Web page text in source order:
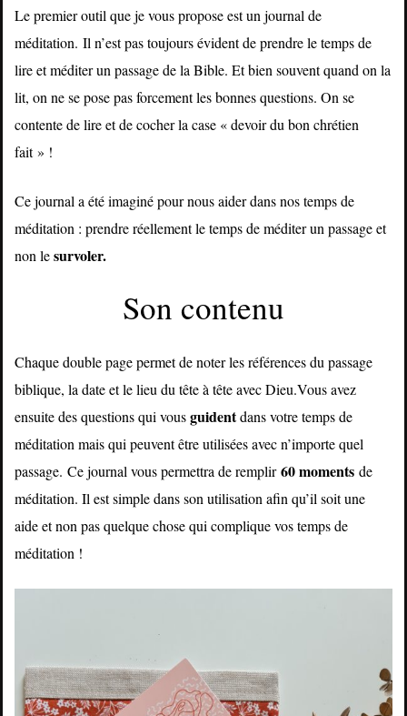
Le premier outil que je vous propose est un journal de
méditation.Il n’est pas toujours évident de prendre le temps de
lire et méditer un passage de la Bible. Et bien souvent quand on la
lit, on ne se pose pas forcement les bonnes questions. On se
contente de lire et de cocher la case « devoir du bon chrétien
fait » !
Ce journal a été imaginé pour nous aider dans nos temps de
méditation : prendre réellement le temps de méditer un passage et
non lesurvoler.
Son contenu
Chaque double page permet de noter les références du passage
biblique, la date et le lieu du tête à tête avec Dieu.Vous avez
ensuite des questions qui vousguidentdans votre temps de
méditation mais qui peuvent être utilisées avec n’importe quel
passage. Ce journal vous permettra de remplir60 moments de
méditation. Il est simple dans son utilisation afin qu’il soit une
aide et non pas quelque chose qui complique vos temps de
méditation !